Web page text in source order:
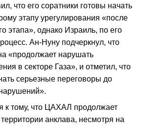
что его соратники готовы начать
этапу урегулирования «после
этапа», однако Израиль, по его
Ан-Нуну подчеркнул, что
«продолжает нарушать
в секторе Газа», и отметил, что
серьезные переговоры до
к тому, что ЦАХАЛ продолжает
анклава, несмотря на